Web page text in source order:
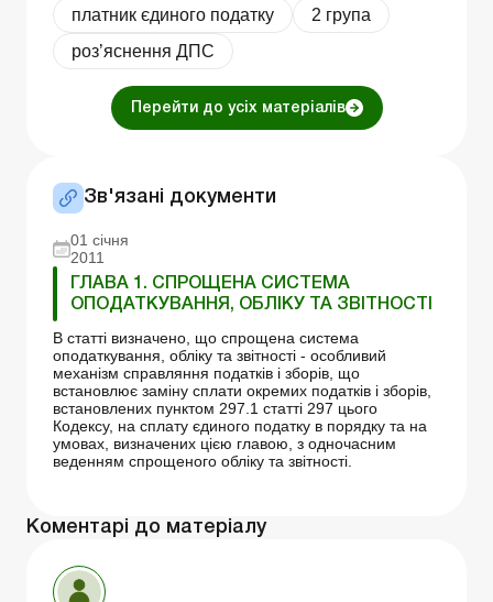
платник єдиного податку
2 група
роз’яснення ДПС
Перейти до усіх матеріалів
Зв'язані документи
01 січня
2011
ГЛАВА 1. СПРОЩЕНА СИСТЕМА
ОПОДАТКУВАННЯ, ОБЛІКУ ТА ЗВІТНОСТІ
В статті визначено, що спрощена система
оподаткування, обліку та звітності - особливий
механізм справляння податків і зборів, що
встановлює заміну сплати окремих податків і зборів,
встановлених пунктом 297.1 статті 297 цього
Кодексу, на сплату єдиного податку в порядку та на
умовах, визначених цією главою, з одночасним
веденням спрощеного обліку та звітності.
Коментарі до матеріалу